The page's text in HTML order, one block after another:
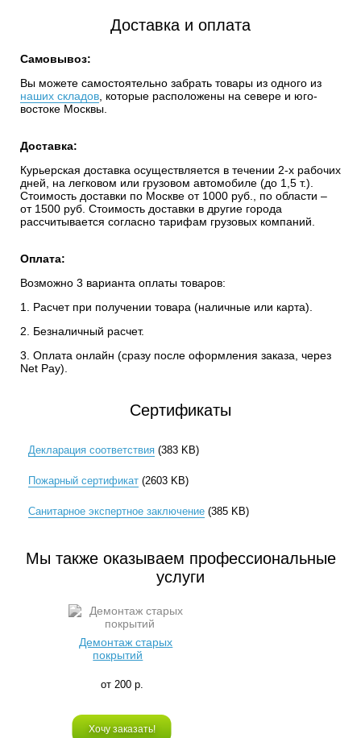
Доставка и оплата
Самовывоз:
Вы можете самостоятельно забрать товары из одного из
наших складов , которые расположены на севере и юго-
востоке Москвы.
Доставка:
Курьерская доставка осуществляется в течении 2-х рабочих
дней, на легковом или грузовом автомобиле (до 1,5 т.).
Стоимость доставки по Москве от 1000 руб., по области –
от 1500 руб. Стоимость доставки в другие города
рассчитывается согласно тарифам грузовых компаний.
Оплата:
Возможно 3 варианта оплаты товаров:
1. Расчет при получении товара (наличные или карта).
2. Безналичный расчет.
3. Оплата онлайн (сразу после оформления заказа, через
Net Pay).
Сертификаты
Декларация соответствия (383 KB)
Пожарный сертификат (2603 KB)
Санитарное экспертное заключение (385 KB)
Мы также оказываем профессиональные
услуги
Демонтаж старых
покрытий
от 200 р.
Хочу заказать!